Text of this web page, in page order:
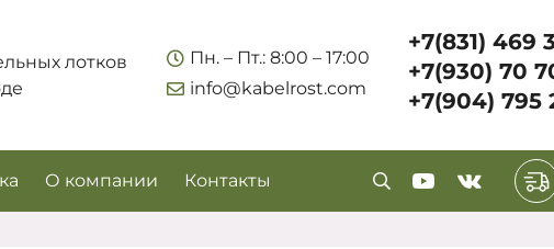
лотков
Пн. – Пт.: 8:00 – 17:00
info@kabelrost.com
+7(831) 469
+7(930) 70
+7(904) 795
О компании Контакты
для связи и требования к заказу –
варианты по цене, согласуем
и подберём доставку.